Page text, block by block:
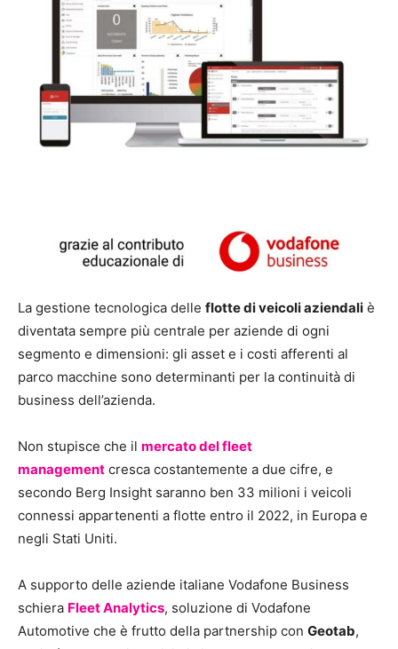
La gestione tecnologica delle flotte di veicoli aziendali è
diventata sempre più centrale per aziende di ogni
segmento e dimensioni: gli asset e i costi afferenti al
parco macchine sono determinanti per la continuità di
business dell’azienda.
Non stupisce che il mercato del fleet
management cresca costantemente a due cifre, e
secondo Berg Insight saranno ben 33 milioni i veicoli
connessi appartenenti a flotte entro il 2022, in Europa e
negli Stati Uniti.
A supporto delle aziende italiane Vodafone Business
schiera Fleet Analytics, soluzione di Vodafone
Automotive che è frutto della partnership con Geotab,